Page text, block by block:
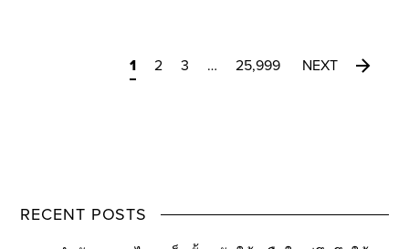
1 2 3 … 25,999 NEXT
RECENT POSTS